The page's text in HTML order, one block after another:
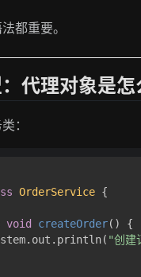
都重要。
代理对象是
：
OrderService {
void createOrder()
{
"创建